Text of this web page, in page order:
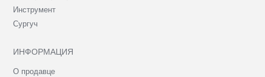
Инструмент
Сургуч
ИНФОРМАЦИЯ
О продавце